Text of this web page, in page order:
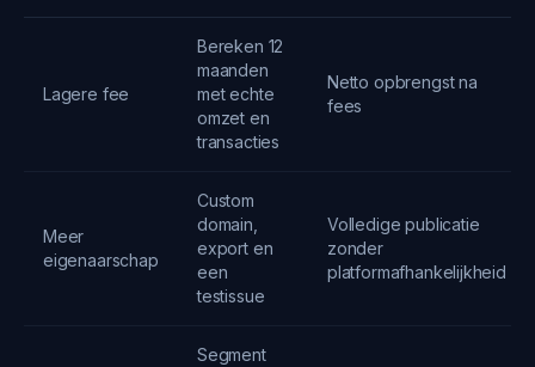
Lagere fee
Bereken 12
maanden
met echte
omzet en
transacties
Netto opbrengst na
fees
Meer
eigenaarschap
Custom
domain,
export en
een
testissue
Volledige publicatie
zonder
platformafhankelijkheid
Segment